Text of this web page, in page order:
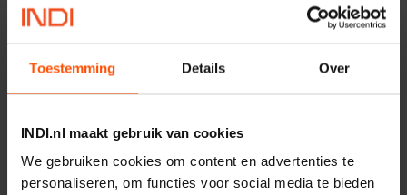
Toestemming Details Over
INDI.nl maakt gebruik van cookies
We gebruiken cookies om content en advertenties te
personaliseren, om functies voor social media te bieden
100 15mm
Merknaam:DAB